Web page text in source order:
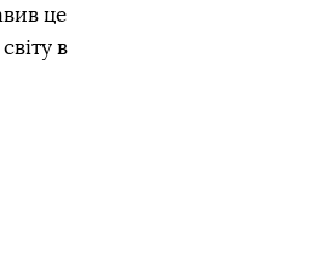
це
в